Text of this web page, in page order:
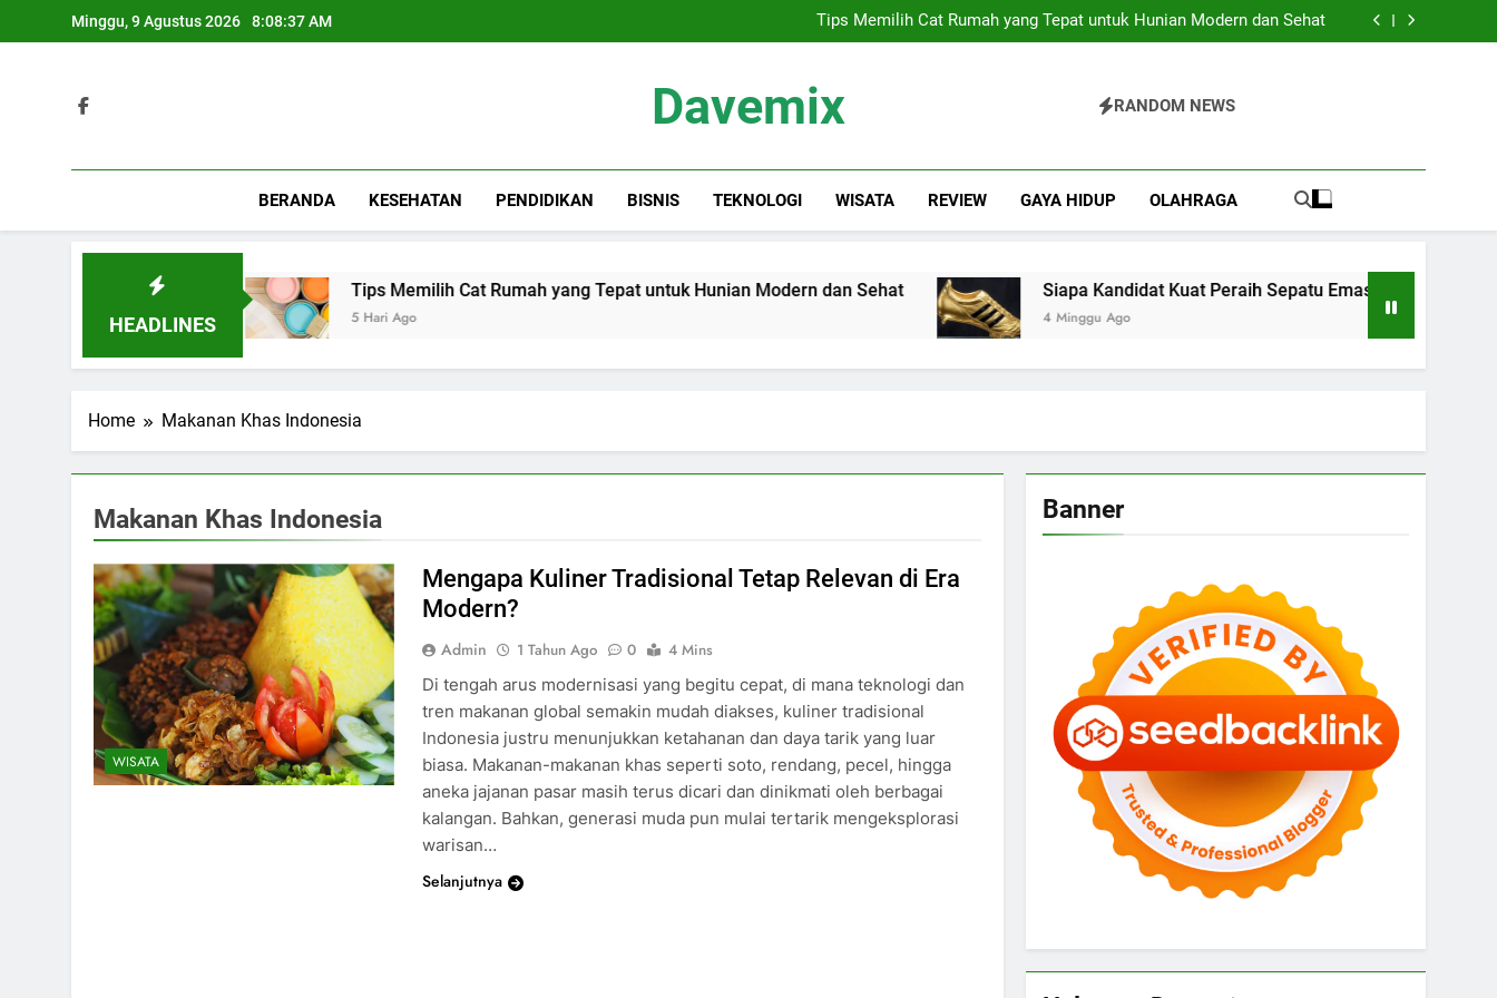
to
Minggu, 9 Agustus 2026 8:08:37 AM
Tips Memilih Cat Rumah yang Tepat untuk Hunian Modern dan Sehat
Siapa Kandidat Kuat Peraih Sepatu Emas Piala Dunia 2026?
Tips Memilih Cat Rumah yang Tepat untuk Hunian Modern dan Sehat
Siapa Kandidat Kuat Peraih Sepatu Emas Piala Dunia 2026?
Davemix RANDOM NEWS
BERANDA KESEHATAN PENDIDIKAN BISNIS TEKNOLOGI WISATA REVIEW GAYA HIDUP OLAHRAGA
HEADLINES
Acara Spesial Tips Memilih Cat Rumah yang Tepat untuk Hunian Modern dan Sehat
5 Hari Ago
Siapa Kandidat Kuat Peraih Sepatu Emas Piala Dunia 2026?
4 Minggu Ago
Home Makanan Khas Indonesia
Makanan Khas Indonesia
WISATA
Mengapa Kuliner Tradisional Tetap Relevan di Era
Modern?
Admin 1 Tahun Ago 0
4 Mins
Di tengah arus modernisasi yang begitu cepat, di mana teknologi dan
tren makanan global semakin mudah diakses, kuliner tradisional
Indonesia justru menunjukkan ketahanan dan daya tarik yang luar
biasa. Makanan-makanan khas seperti soto, rendang, pecel, hingga
aneka jajanan pasar masih terus dicari dan dinikmati oleh berbagai
kalangan. Bahkan, generasi muda pun mulai tertarik mengeksplorasi
warisan…
Selanjutnya
Banner